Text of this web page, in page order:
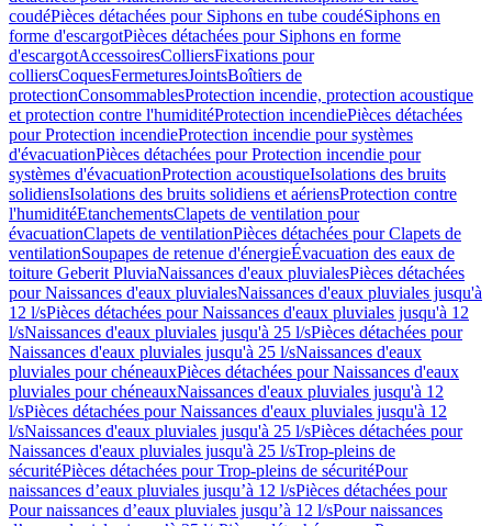
coudéPièces détachées pour Siphons en tube coudéSiphons en
forme d'escargotPièces détachées pour Siphons en forme
d'escargotAccessoiresColliersFixations pour
colliersCoquesFermeturesJointsBoîtiers de
protectionConsommablesProtection incendie, protection acoustique
et protection contre l'humiditéProtection incendiePièces détachées
pour Protection incendieProtection incendie pour systèmes
d'évacuationPièces détachées pour Protection incendie pour
systèmes d'évacuationProtection acoustiqueIsolations des bruits
solidiensIsolations des bruits solidiens et aériensProtection contre
l'humiditéEtanchementsClapets de ventilation pour
évacuationClapets de ventilationPièces détachées pour Clapets de
ventilationSoupapes de retenue d'énergieÉvacuation des eaux de
toiture Geberit PluviaNaissances d'eaux pluvialesPièces détachées
pour Naissances d'eaux pluvialesNaissances d'eaux pluviales jusqu'à
12 l/sPièces détachées pour Naissances d'eaux pluviales jusqu'à 12
l/sNaissances d'eaux pluviales jusqu'à 25 l/sPièces détachées pour
Naissances d'eaux pluviales jusqu'à 25 l/sNaissances d'eaux
pluviales pour chéneauxPièces détachées pour Naissances d'eaux
pluviales pour chéneauxNaissances d'eaux pluviales jusqu'à 12
l/sPièces détachées pour Naissances d'eaux pluviales jusqu'à 12
l/sNaissances d'eaux pluviales jusqu'à 25 l/sPièces détachées pour
Naissances d'eaux pluviales jusqu'à 25 l/sTrop-pleins de
sécuritéPièces détachées pour Trop-pleins de sécuritéPour
naissances d’eaux pluviales jusqu’à 12 l/sPièces détachées pour
Pour naissances d’eaux pluviales jusqu’à 12 l/sPour naissances